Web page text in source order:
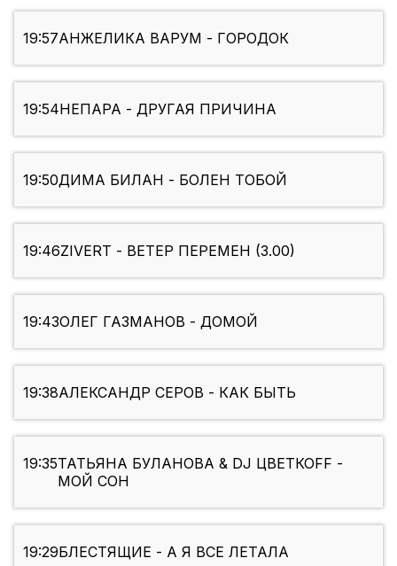
19:57АНЖЕЛИКА ВАРУМ - ГОРОДОК
19:54НЕПАРА - ДРУГАЯ ПРИЧИНА
19:50ДИМА БИЛАН - БОЛЕН ТОБОЙ
19:46ZIVERT - ВЕТЕР ПЕРЕМЕН (3.00)
19:43ОЛЕГ ГАЗМАНОВ - ДОМОЙ
19:38АЛЕКСАНДР СЕРОВ - КАК БЫТЬ
19:35ТАТЬЯНА БУЛАНОВА & DJ ЦВЕТКОFF -
МОЙ СОН
19:29БЛЕСТЯЩИЕ - А Я ВСЕ ЛЕТАЛА